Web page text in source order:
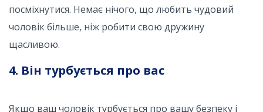
посміхнутися. Немає нічого, що любить чудовий
чоловік більше, ніж робити свою дружину
щасливою.
4. Він турбується про вас
Якщо ваш чоловік турбується про вашу безпеку і